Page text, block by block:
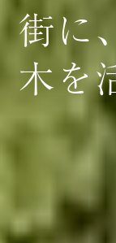
街に
木を